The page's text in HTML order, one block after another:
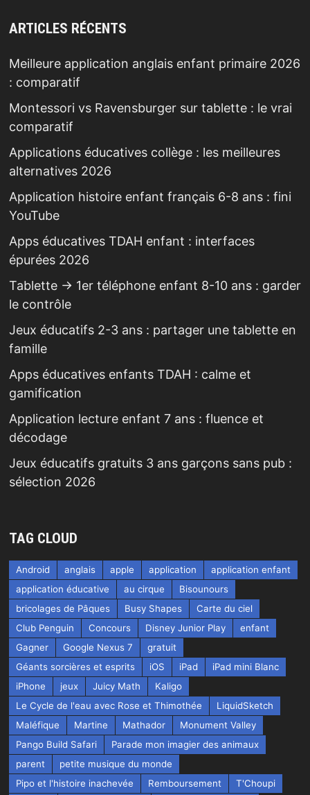
ARTICLES RÉCENTS
Meilleure application anglais enfant primaire 2026
: comparatif
Montessori vs Ravensburger sur tablette : le vrai
comparatif
Applications éducatives collège : les meilleures
alternatives 2026
Application histoire enfant français 6-8 ans : fini
YouTube
Apps éducatives TDAH enfant : interfaces
épurées 2026
Tablette → 1er téléphone enfant 8-10 ans : garder
le contrôle
Jeux éducatifs 2-3 ans : partager une tablette en
famille
Apps éducatives enfants TDAH : calme et
gamification
Application lecture enfant 7 ans : fluence et
décodage
Jeux éducatifs gratuits 3 ans garçons sans pub :
sélection 2026
TAG CLOUD
Android anglais apple application
application enfant
application éducative
au cirque
Bisounours
bricolages de Pâques
Busy Shapes
Carte du ciel
Club Penguin
Concours Disney Junior Play
enfant
Gagner
Google Nexus 7
gratuit
Géants sorcières et esprits
iOS iPad
iPad mini Blanc
iPhone
jeux Juicy Math
Kaligo
Le Cycle de l'eau avec Rose et Thimothée
LiquidSketch
Maléfique
Martine Mathador
Monument Valley
Pango Build Safari
Parade mon imagier des animaux
parent
petite musique du monde
Pipo et l'histoire inachevée
Remboursement T'Choupi